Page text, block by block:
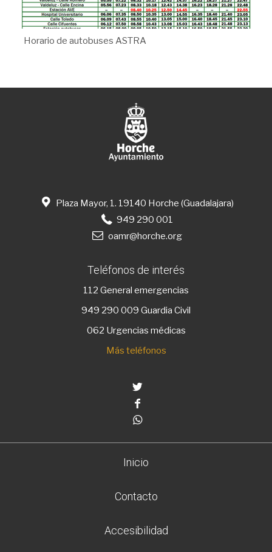
Horario de autobuses ASTRA
Plaza Mayor, 1. 19140 Horche (Guadalajara)
949 290 001
oamr@horche.org
Teléfonos de interés
112 General emergencias
949 290 009 Guardia Civil
062 Urgencias médicas
Más teléfonos
Inicio
Contacto
Accesibilidad